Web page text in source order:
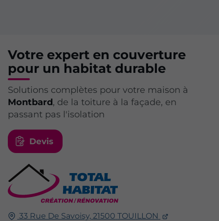
33 Rue De Savoisy, 21500 TOUILLON
Votre expert en couverture
pour un habitat durable
Solutions complètes pour votre maison à
Montbard, de la toiture à la façade, en
passant pas l'isolation
Devis